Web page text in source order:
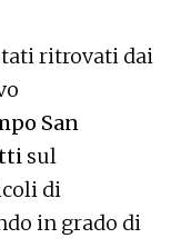
ritrovati dai
San
sul
di
in grado di